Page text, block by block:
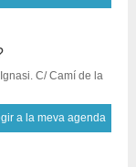
C/ Camí de la
a la meva agenda